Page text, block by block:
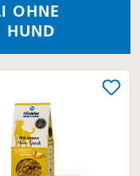
OHNE
HUND